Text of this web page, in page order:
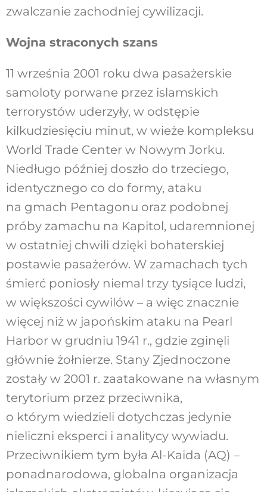
zwalczanie zachodniej cywilizacji.
Wojna straconych szans
11 września 2001 roku dwa pasażerskie
samoloty porwane przez islamskich
terrorystów uderzyły, w odstępie
kilkudziesięciu minut, w wieże kompleksu
World Trade Center w Nowym Jorku.
Niedługo później doszło do trzeciego,
identycznego co do formy, ataku
na gmach Pentagonu oraz podobnej
próby zamachu na Kapitol, udaremnionej
w ostatniej chwili dzięki bohaterskiej
postawie pasażerów. W zamachach tych
śmierć poniosły niemal trzy tysiące ludzi,
w większości cywilów – a więc znacznie
więcej niż w japońskim ataku na Pearl
Harbor w grudniu 1941 r., gdzie zginęli
głównie żołnierze. Stany Zjednoczone
zostały w 2001 r. zaatakowane na własnym
terytorium przez przeciwnika,
o którym wiedzieli dotychczas jedynie
nieliczni eksperci i analitycy wywiadu.
Przeciwnikiem tym była Al-Kaida (AQ) –
ponadnarodowa, globalna organizacja